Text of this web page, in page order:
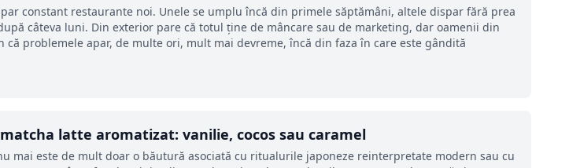
constant restaurante noi. Unele se umplu încă din primele săptămâni, altele dispar fără prea
câteva luni. Din exterior pare că totul ține de mâncare sau de marketing, dar oamenii din
că problemele apar, de multe ori, mult mai devreme, încă din faza în care este gândită
latte aromatizat: vanilie, cocos sau caramel
mai este de mult doar o băutură asociată cu ritualurile japoneze reinterpretate modern sau cu